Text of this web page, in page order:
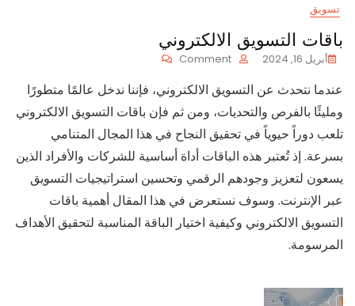
تسويق
باقات التسويق الالكتروني
أبريل 16, 2024 Comment
On
التسويق
الالكتروني
عندما نتحدث عن التسويق الالكتروني، فإننا ندخل عالمًا متطورًا
ومليئًا بالفرص والتحديات، ومن ثم فإن باقات التسويق الالكتروني
تلعب دوراً حيوياً في تحقيق النجاح في هذا المجال المتنامي
بسرعة. إذ تُعتبر هذه الباقات أداة أساسية للشركات والأفراد الذين
يسعون لتعزيز وجودهم الرقمي وتحسين استراتيجيات التسويق
عبر الإنترنت. وسوف نستعرض في هذا المقال أهمية باقات
التسويق الالكتروني وكيفية اختيار الباقة المناسبة لتحقيق الأهداف
المرسومة.